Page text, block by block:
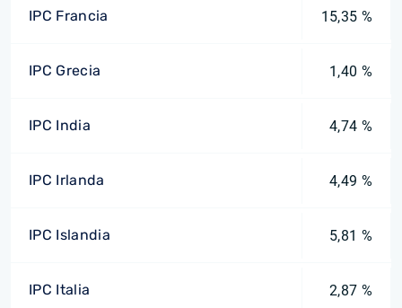
IPC Francia 15,35 %
IPC Grecia 1,40 %
IPC India 4,74 %
IPC Irlanda 4,49 %
IPC Islandia 5,81 %
IPC Italia 2,87 %